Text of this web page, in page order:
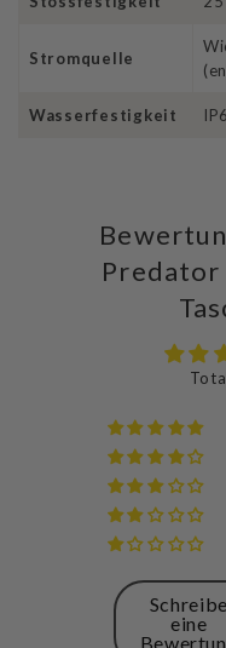
Stromquelle
Wasserfestigkeit
Predator
Schreibe
eine